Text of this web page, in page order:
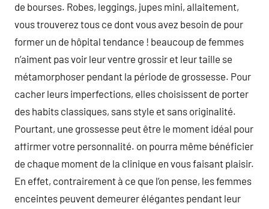
de bourses. Robes, leggings, jupes mini, allaitement,
vous trouverez tous ce dont vous avez besoin de pour
former un de hôpital tendance ! beaucoup de femmes
n’aiment pas voir leur ventre grossir et leur taille se
métamorphoser pendant la période de grossesse. Pour
cacher leurs imperfections, elles choisissent de porter
des habits classiques, sans style et sans originalité.
Pourtant, une grossesse peut être le moment idéal pour
affirmer votre personnalité. on pourra même bénéficier
de chaque moment de la clinique en vous faisant plaisir.
En effet, contrairement à ce que l’on pense, les femmes
enceintes peuvent demeurer élégantes pendant leur